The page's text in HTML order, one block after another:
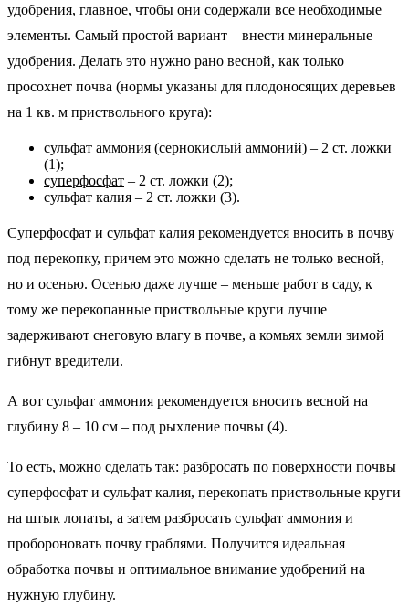
удобрения, главное, чтобы они содержали все необходимые
элементы. Самый простой вариант – внести минеральные
удобрения. Делать это нужно рано весной, как только
просохнет почва (нормы указаны для плодоносящих деревьев
на 1 кв. м приствольного круга):
сульфат аммония (сернокислый аммоний) – 2 ст. ложки
(1);
суперфосфат – 2 ст. ложки (2);
сульфат калия – 2 ст. ложки (3).
Суперфосфат и сульфат калия рекомендуется вносить в почву
под перекопку, причем это можно сделать не только весной,
но и осенью. Осенью даже лучше – меньше работ в саду, к
тому же перекопанные приствольные круги лучше
задерживают снеговую влагу в почве, а комьях земли зимой
гибнут вредители.
А вот сульфат аммония рекомендуется вносить весной на
глубину 8 – 10 см – под рыхление почвы (4).
То есть, можно сделать так: разбросать по поверхности почвы
суперфосфат и сульфат калия, перекопать приствольные круги
на штык лопаты, а затем разбросать сульфат аммония и
пробороновать почву граблями. Получится идеальная
обработка почвы и оптимальное внимание удобрений на
нужную глубину.